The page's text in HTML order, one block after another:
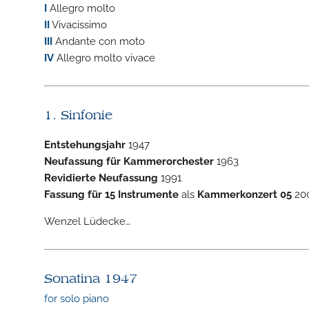
IAllegro molto
IIVivacissimo
IIIAndante con moto
IVAllegro molto vivace
1. Sinfonie
Entstehungsjahr1947
Neufassung für Kammerorchester1963
Revidierte Neufassung 1991
Fassung für 15 Instrumenteals Kammerkonzert 05
Wenzel Lüdecke…
Sonatina 1947
for solo piano